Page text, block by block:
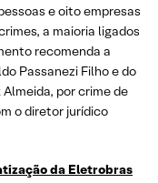
e oito empresas
a maioria ligados
recomenda a
Passanezi Filho e do
por crime de
o diretor jurídico
da Eletrobras